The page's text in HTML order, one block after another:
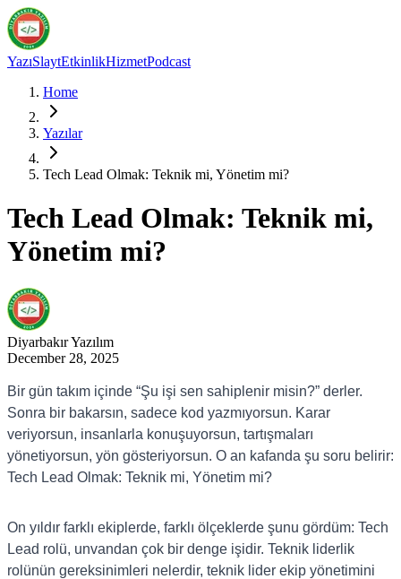
YazıSlaytEtkinlikHizmetPodcast
Home
Yazılar
Tech Lead Olmak: Teknik mi, Yönetim mi?
Tech Lead Olmak: Teknik mi,
Yönetim mi?
DiyarbakırYazılım
December 28, 2025
Bir gün takım içinde “Şu işi sen sahiplenir misin?” derler.
Sonra bir bakarsın, sadece kod yazmıyorsun. Karar
veriyorsun, insanlarla konuşuyorsun, tartışmaları
yönetiyorsun, yön gösteriyorsun. O an kafanda şu soru belirir:
Tech Lead Olmak: Teknik mi, Yönetim mi?
On yıldır farklı ekiplerde, farklı ölçeklerde şunu gördüm: Tech
Lead rolü, unvandan çok bir denge işidir. Teknik liderlik
rolünün gereksinimleri nelerdir, teknik lider ekip yönetimini